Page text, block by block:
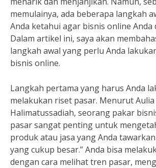
memulainya, ada beberapa langkah
Anda ketahui agar bisnis online Anda
Dalam artikel ini, saya akan
langkah awal yang perlu Anda
bisnis online.
Langkah pertama yang harus Anda
melakukan riset pasar. Menurut Aulia
Halimatussadiah, seorang pakar
pasar sangat penting untuk
produk atau jasa yang Anda
yang cukup besar.” Anda bisa
dengan cara melihat tren pasar,